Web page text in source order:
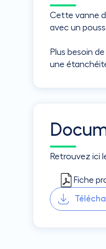
Cette vanne
avec un
Plus besoin
une
Retrouvez ici
Fiche